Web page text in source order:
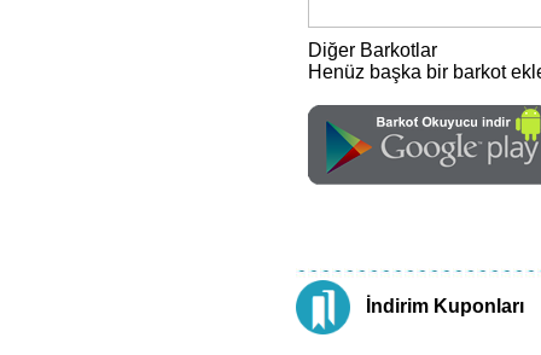
Diğer Barkotlar
Henüz başka bir barkot
İndirim Kuponları